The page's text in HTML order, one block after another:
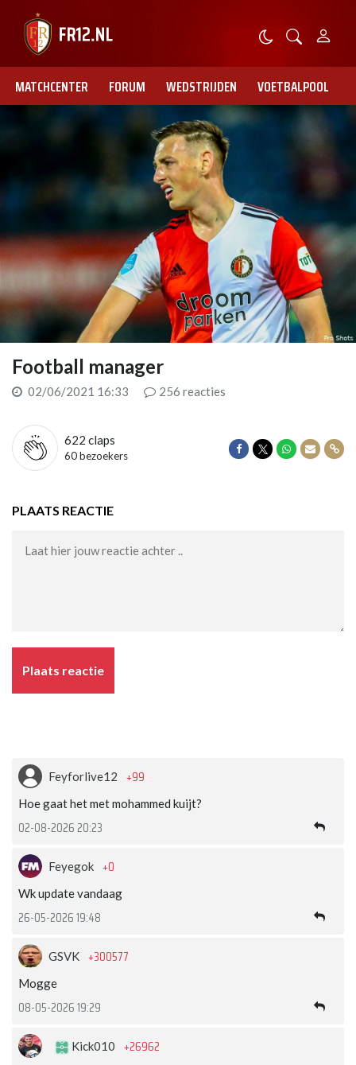
MATCHCENTER FORUM WEDSTRIJDEN VOETBALPOOL
Football manager
02/06/2021 16:33 256 reacties
622 claps
60 bezoekers
Delen op Facebook
Delen op Twitter
Delen op
Delen
PLAATS REACTIE
Plaats reactie
Feyforlive12 +99
Hoe gaat het met mohammed kuijt?
02-08-2026 20:23
Feyegok +0
Wk update vandaag
26-05-2026 19:48
GSVK +300577
Mogge
08-05-2026 19:29
Kick010 +26962